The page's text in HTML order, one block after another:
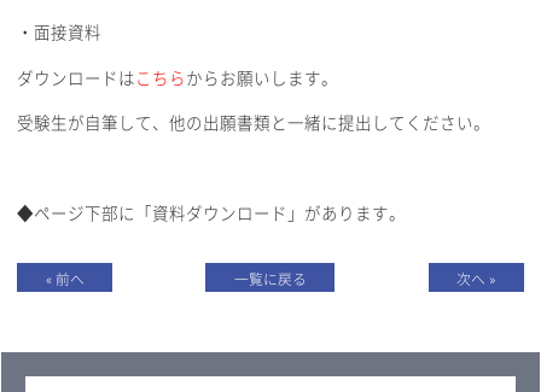
・面接資料
ダウンロードはこちらからお願いします。
受験生が自筆して、他の出願書類と一緒に提出してください。
◆ページ下部に「資料ダウンロード」があります。
« 前へ 一覧に戻る 次へ »